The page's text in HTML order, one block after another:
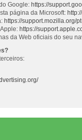
Google: https://
página da Microsoft:
https://support.mozilla.org/
https://
da Web oficiais do seu